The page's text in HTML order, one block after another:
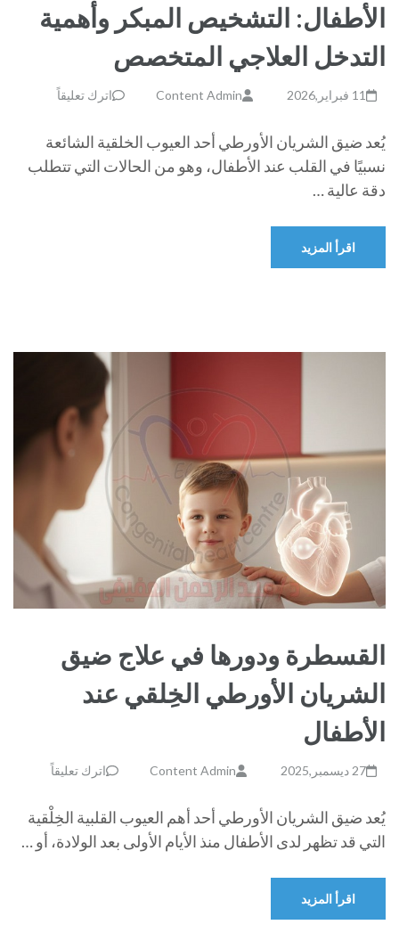
الأطفال: التشخيص المبكر وأهمية
التدخل العلاجي المتخصص
11 فبراير,2026 Content Admin اترك تعليقاً
يُعد ضيق الشريان الأورطي أحد العيوب الخلقية الشائعة
نسبيًا في القلب عند الأطفال، وهو من الحالات التي تتطلب
دقة عالية …
اقرأ المزيد
القسطرة ودورها في علاج ضيق
الشريان الأورطي الخِلقي عند
الأطفال
27 ديسمبر,2025 Content Admin اترك تعليقاً
يُعد ضيق الشريان الأورطي أحد أهم العيوب القلبية الخِلْقية
التي قد تظهر لدى الأطفال منذ الأيام الأولى بعد الولادة، أو …
اقرأ المزيد